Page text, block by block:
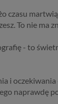
czasu
To nie ma
- to
i
naprawdę
miejsce po
to więcej niż
z RODO,